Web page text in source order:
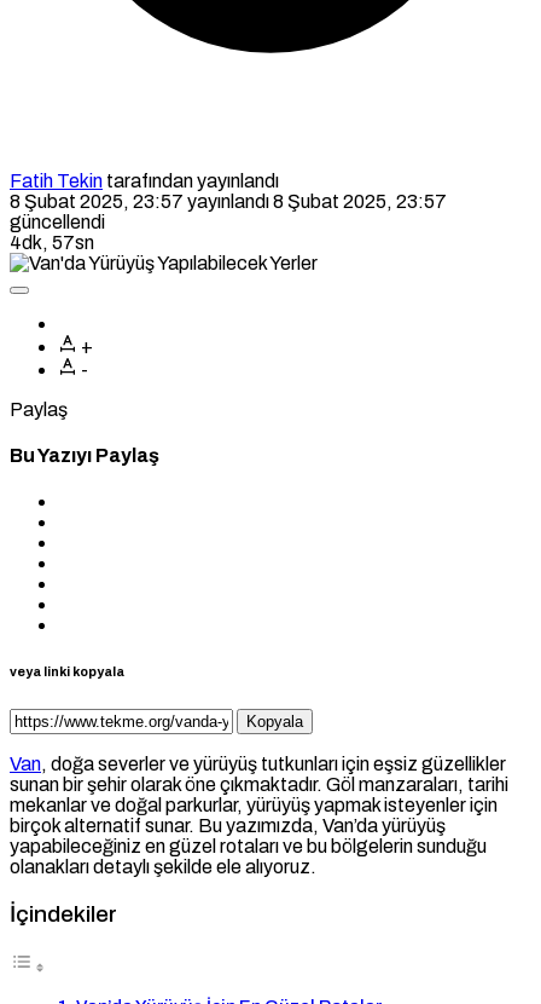
Fatih Tekin tarafından yayınlandı
8 Şubat 2025, 23:57 yayınlandı8 Şubat 2025, 23:57
güncellendi
4dk, 57sn
+
-
Paylaş
Bu Yazıyı Paylaş
veya linki kopyala
Kopyala
Van, doğa severler ve yürüyüş tutkunları için eşsiz güzellikler
sunan bir şehir olarak öne çıkmaktadır. Göl manzaraları, tarihi
mekanlar ve doğal parkurlar, yürüyüş yapmak isteyenler için
birçok alternatif sunar. Bu yazımızda, Van’da yürüyüş
yapabileceğiniz en güzel rotaları ve bu bölgelerin sunduğu
olanakları detaylı şekilde ele alıyoruz.
İçindekiler